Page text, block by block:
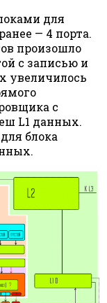
для
— 4 порта.
произошло
с записью и
увеличилось
с
L1 данных.
блока